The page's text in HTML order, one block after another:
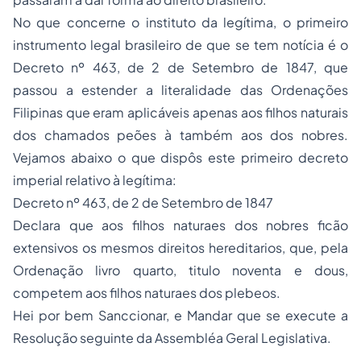
No que concerne o instituto da legítima, o primeiro
instrumento legal brasileiro de que se tem notícia é o
Decreto nº 463, de 2 de Setembro de 1847, que
passou a estender a literalidade das Ordenações
Filipinas que eram aplicáveis apenas aos filhos naturais
dos chamados peões à também aos dos nobres.
Vejamos abaixo o que dispôs este primeiro decreto
imperial relativo à legítima:
Decreto nº 463, de 2 de Setembro de 1847
Declara que aos filhos naturaes dos nobres ficão
extensivos os mesmos direitos hereditarios, que, pela
Ordenação livro quarto, titulo noventa e dous,
competem aos filhos naturaes dos plebeos.
Hei por bem Sanccionar, e Mandar que se execute a
Resolução seguinte da Assembléa Geral Legislativa.